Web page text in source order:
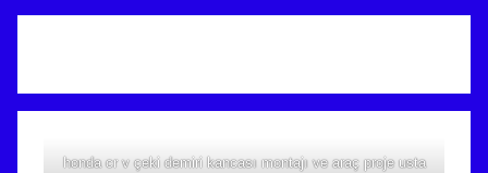
honda cr v çeki demiri kancası montajı ve araç proje usta